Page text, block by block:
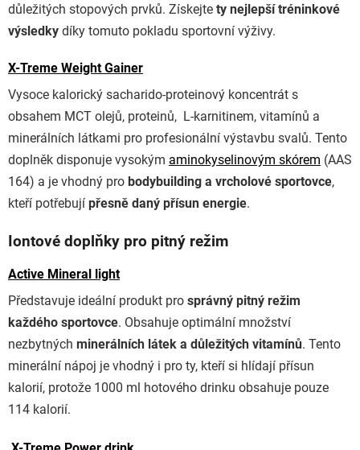
důležitých stopových prvků. Získejte ty nejlepší tréninkové
výsledky díky tomuto pokladu sportovní výživy.
X-Treme Weight Gainer
Vysoce kalorický sacharido-proteinový koncentrát s
obsahem MCT olejů, proteinů, L-karnitinem, vitamínů a
minerálních látkami pro profesionální výstavbu svalů. Tento
doplněk disponuje vysokým aminokyselinovým skórem (AAS
164) a je vhodný pro bodybuilding a vrcholové sportovce,
kteří potřebují přesně daný přísun energie.
Iontové doplňky pro pitný režim
Active Mineral light
Představuje ideální produkt pro správný pitný režim
každého sportovce. Obsahuje optimální množství
nezbytných minerálních látek a důležitých vitamínů. Tento
minerální nápoj je vhodný i pro ty, kteří si hlídají přísun
kalorií, protože 1000 ml hotového drinku obsahuje pouze
114 kalorií.